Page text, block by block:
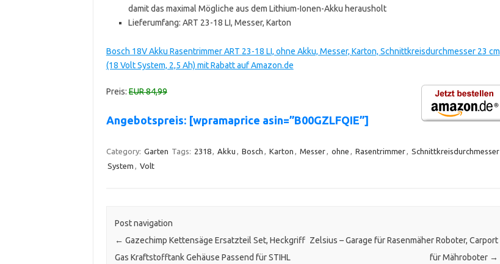
damit das maximal Mögliche aus dem Lithium-Ionen-Akku herausholt
Lieferumfang: ART 23-18 LI, Messer, Karton
Bosch 18V Akku Rasentrimmer ART 23-18 LI, ohne Akku, Messer, Karton, Schnittkreisdurchmesser 23 cm
(18 Volt System, 2,5 Ah) mit Rabatt auf Amazon.de
Preis:EUR 84,99
Angebotspreis: [wpramaprice asin=”B00GZLFQIE”]
Category: Garten Tags: 2318, Akku , Bosch , Karton , Messer, ohne , Rasentrimmer, Schnittkreisdurchmesser
System , Volt
Post navigation
← Gazechimp Kettensäge Ersatzteil Set, Heckgriff
Gas Kraftstofftank Gehäuse Passend für STIHL
Zelsius – Garage für Rasenmäher Roboter, Carport
für Mähroboter →